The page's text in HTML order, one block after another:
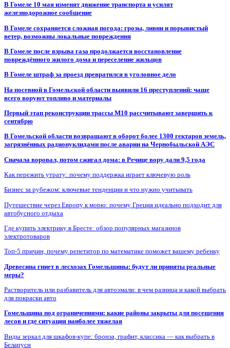
В Гомеле 10 мая изменят движение транспорта и усилят
железнодорожное сообщение
В Гомеле сохраняется сложная погода: грозы, ливни и порывистый
ветер, возможны локальные повреждения
В Гомеле после взрыва газа продолжается восстановление
повреждённого жилого дома и переселение жильцов
В Гомеле штраф за проезд превратился в уголовное дело
На посевной в Гомельской области выявили 16 преступлений: чаще
всего воруют топливо и материалы
Первый этап реконструкции трассы М10 рассчитывают завершить к
сентябрю
В Гомельской области возвращают в оборот более 1300 гектаров земель,
загрязнённых радионуклидами после аварии на Чернобыльской АЭС
Сначала воровал, потом сжигал дома: в Речице вору дали 9,5 года
Как пережить утрату: почему поддержка играет ключевую роль
Бизнес за рубежом: ключевые тенденции и что нужно учитывать
Путешествие через Европу к морю: почему Греция идеально подходит для
автобусного отдыха
Где купить электрику в Бресте: обзор популярных магазинов
электротоваров
Топ-5 причин, почему репетитор по математике поможет вашему ребенку
Древесина гниет в лесхозах Гомельщины: будут ли приняты реальные
меры?
Растворитель или разбавитель для автоэмали: в чем разница и какой выбрать
для покраски авто
Гомельщина под ограничениями: какие районы закрыты для посещения
лесов и где ситуация наиболее тяжелая
Виды зеркал для шкафов-купе: бронза, графит, классика — как выбрать в
Беларуси